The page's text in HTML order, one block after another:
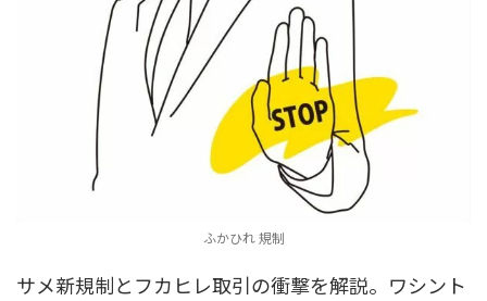
ふかひれ 規制
サメ新規制とフカヒレ取引の衝撃を解説。ワシント